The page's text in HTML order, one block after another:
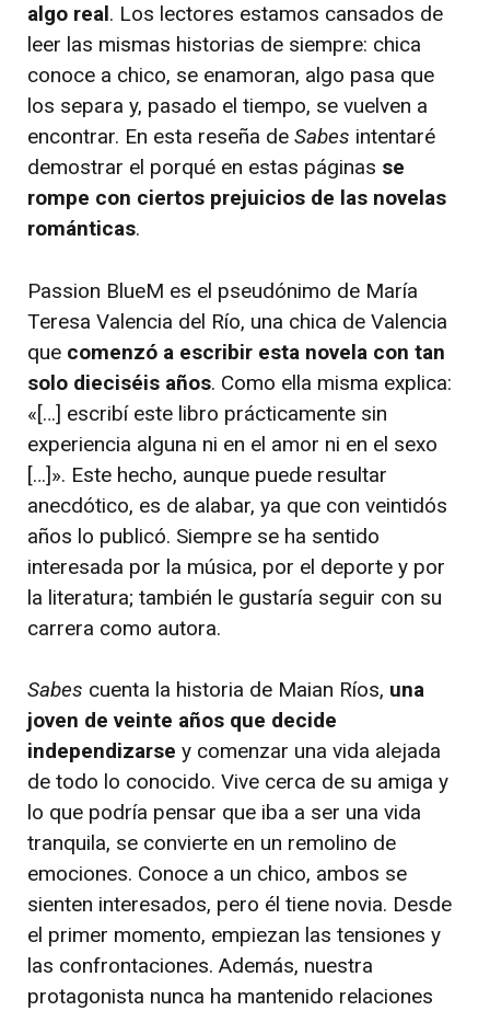
algo real. Los lectores estamos cansados de
leer las mismas historias de siempre: chica
conoce a chico, se enamoran, algo pasa que
los separa y, pasado el tiempo, se vuelven a
encontrar. En esta reseña de Sabes intentaré
demostrar el porqué en estas páginas se
rompe con ciertos prejuicios de las novelas
románticas.
Passion BlueM es el pseudónimo de María
Teresa Valencia del Río, una chica de Valencia
que comenzó a escribir esta novela con tan
solo dieciséis años. Como ella misma explica:
«[…] escribí este libro prácticamente sin
experiencia alguna ni en el amor ni en el sexo
[…]». Este hecho, aunque puede resultar
anecdótico, es de alabar, ya que con veintidós
años lo publicó. Siempre se ha sentido
interesada por la música, por el deporte y por
la literatura; también le gustaría seguir con su
carrera como autora.
Sabes cuenta la historia de Maian Ríos, una
joven de veinte años que decide
independizarse y comenzar una vida alejada
de todo lo conocido. Vive cerca de su amiga y
lo que podría pensar que iba a ser una vida
tranquila, se convierte en un remolino de
emociones. Conoce a un chico, ambos se
sienten interesados, pero él tiene novia. Desde
el primer momento, empiezan las tensiones y
las confrontaciones. Además, nuestra
protagonista nunca ha mantenido relaciones